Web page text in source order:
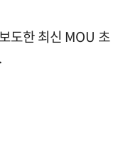
도한 최신 MOU 초